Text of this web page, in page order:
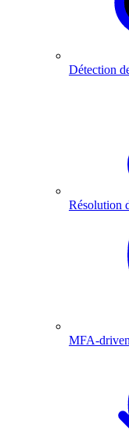
Détection
Résolution
MFA-